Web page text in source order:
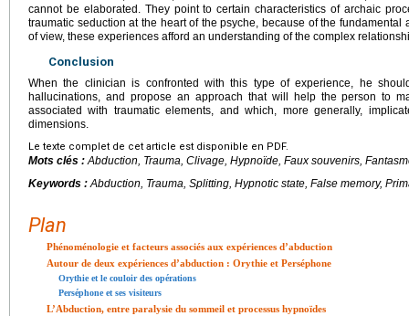
cannot be elaborated. They point to certain characteristics of archaic
traumatic seduction at the heart of the psyche, because of the
of view, these experiences afford an understanding of the complex
Conclusion
When the clinician is confronted with this type of experience, he
hallucinations, and propose an approach that will help the person to
associated with traumatic elements, and which, more generally,
dimensions.
Le texte complet de cet article est disponible en PDF.
Mots clés :Abduction, Trauma, Clivage, Hypnoïde, Faux souvenirs,
Keywords :Abduction, Trauma, Splitting, Hypnotic state, False memory,
Plan
Phénoménologie et facteurs associés aux expériences d’abduction
Autour de deux expériences d’abduction : Orythie et Perséphone
Orythie et le couloir des opérations
Perséphone et ses visiteurs
L’Abduction, entre paralysie du sommeil et processus hypnoïdes